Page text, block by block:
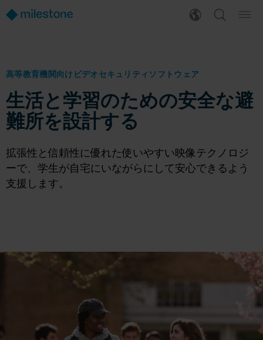
高等教育機関向けビデオセキュリティソフトウェア
生活と学習のための安全な避
難所を設計する
拡張性と信頼性に優れた使いやすい映像テクノロジ
ーで、学生が自宅にいながらにして安心できるよう
支援します。